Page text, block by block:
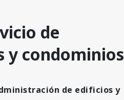
de
y condominios
de edificios y